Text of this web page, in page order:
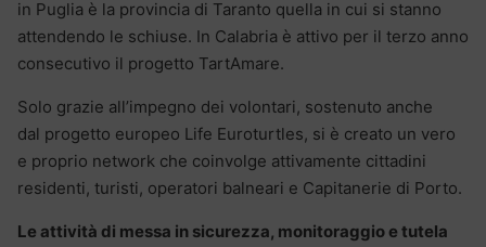
in Puglia è la provincia di Taranto quella in cui si stanno
attendendo le schiuse. In Calabria è attivo per il terzo anno
consecutivo il progetto TartAmare.
Solo grazie all’impegno dei volontari, sostenuto anche
dal progetto europeo Life Euroturtles, si è creato un vero
e proprio network che coinvolge attivamente cittadini
residenti, turisti, operatori balneari e Capitanerie di Porto.
Le attività di messa in sicurezza, monitoraggio e tutela